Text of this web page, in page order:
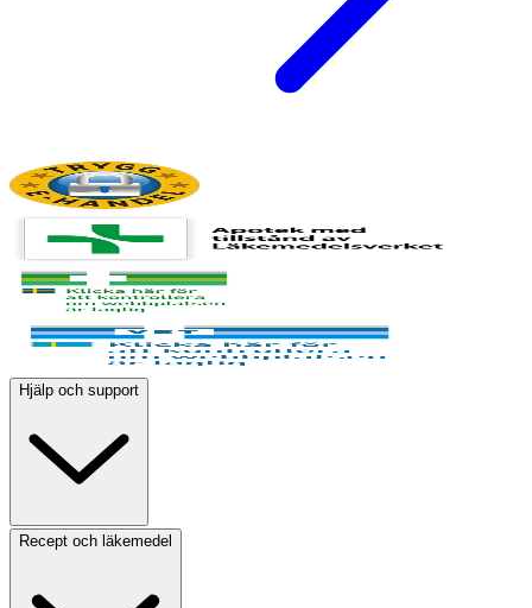
Hjälp och support
Recept och läkemedel